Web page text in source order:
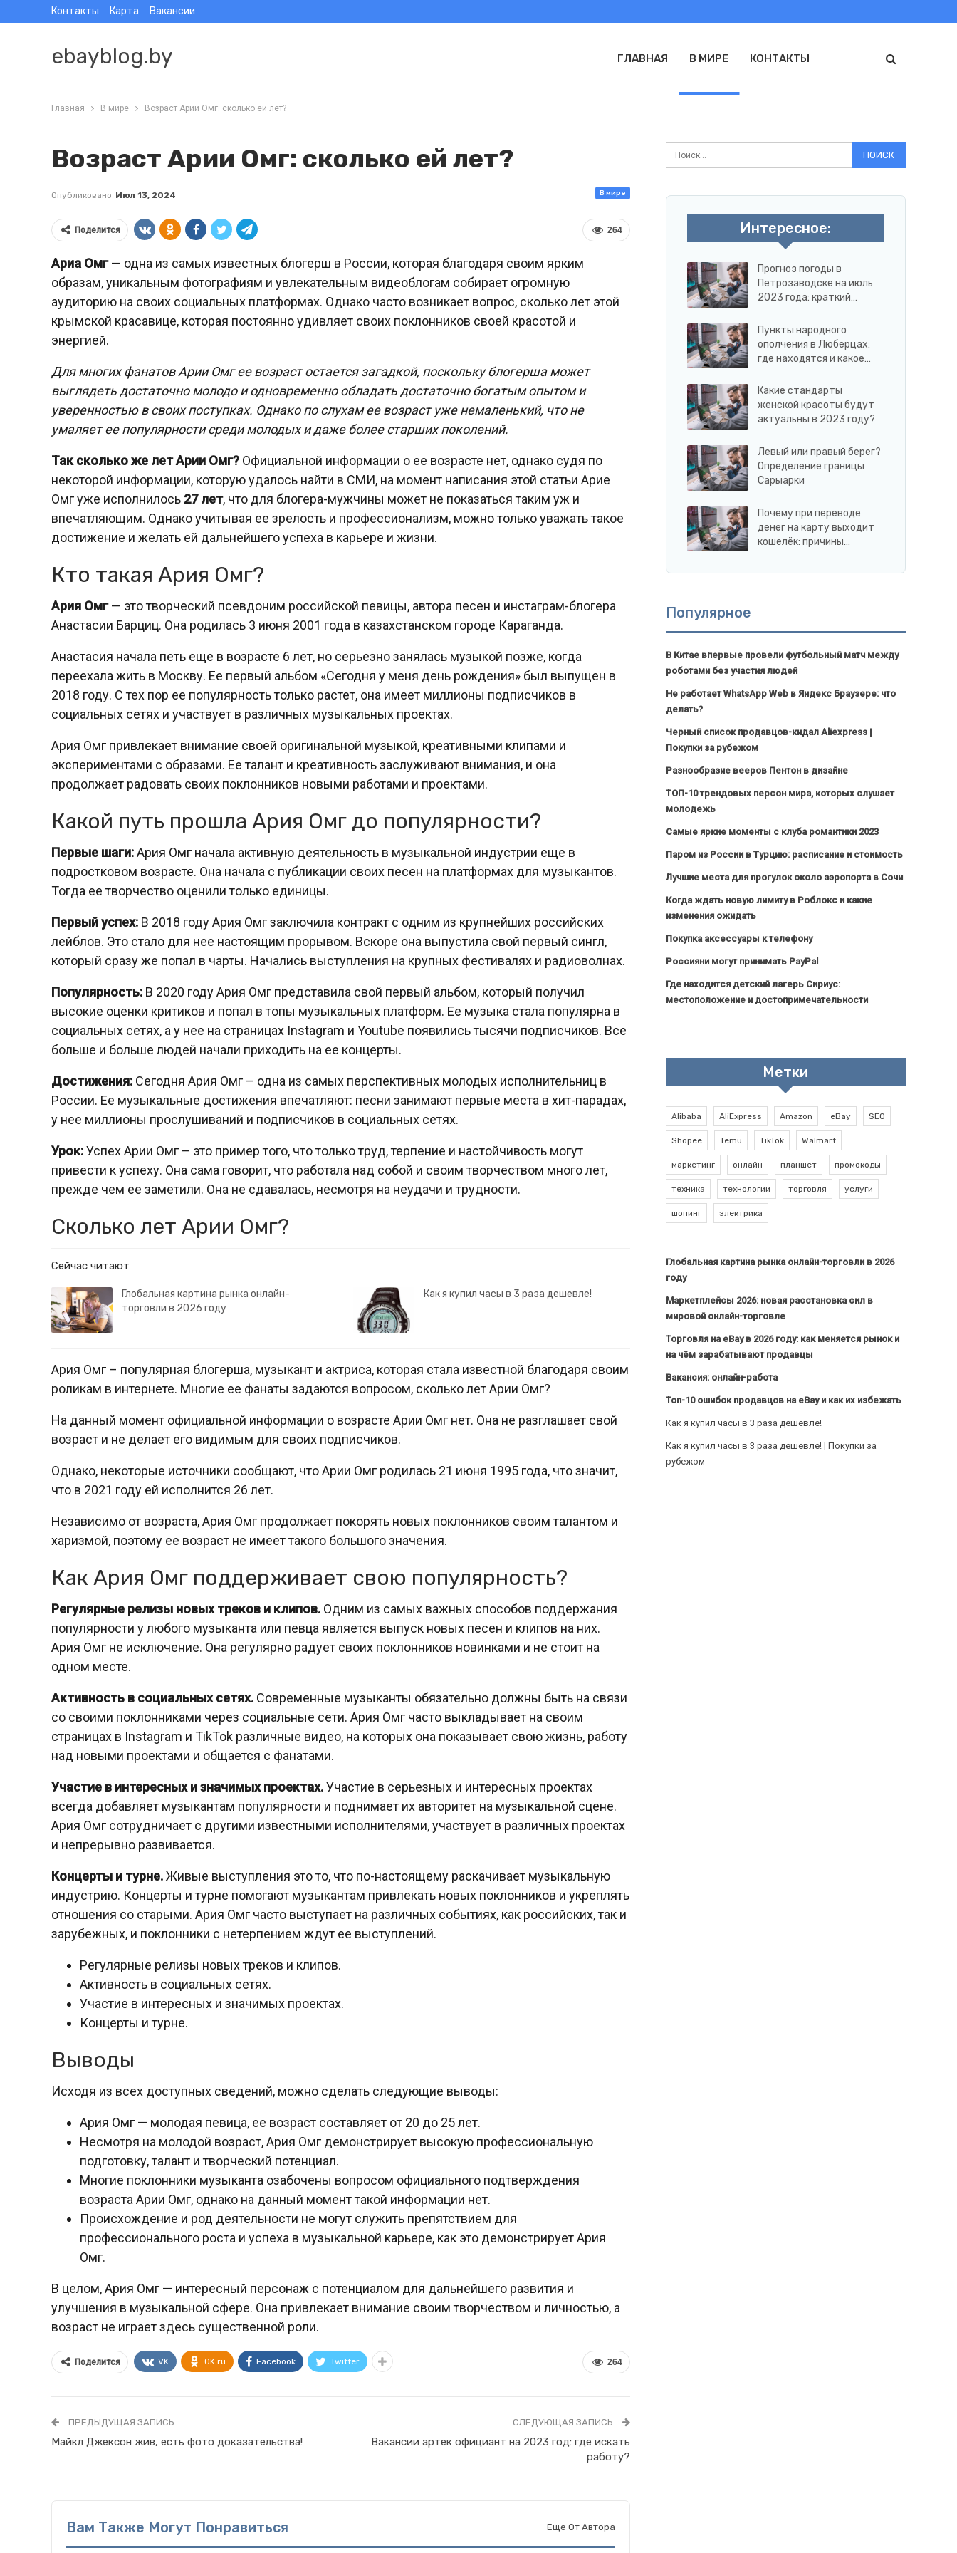
Контакты Карта Вакансии
ebayblog.by ГЛАВНАЯ В МИРЕ КОНТАКТЫ
Главная В мире Возраст Арии Омг: сколько ей лет?
Возраст Арии Омг: сколько ей лет?
В мире
Опубликовано Июл 13, 2024
264
Поделится
Ариа Омг— одна из самых известных блогерш в России, которая благодаря своим ярким
образам, уникальным фотографиям и увлекательным видеоблогам собирает огромную
аудиторию на своих социальных платформах. Однако часто возникает вопрос, сколько лет этой
крымской красавице, которая постоянно удивляет своих поклонников своей красотой и
энергией.
Для многих фанатов Арии Омг ее возраст остается загадкой, поскольку блогерша может
выглядеть достаточно молодо и одновременно обладать достаточно богатым опытом и
уверенностью в своих поступках. Однако по слухам ее возраст уже немаленький, что не
умаляет ее популярности среди молодых и даже более старших поколений.
Так сколько же лет Арии Омг? Официальной информации о ее возрасте нет, однако судя по
некоторой информации, которую удалось найти в СМИ, на момент написания этой статьи Арие
Омг уже исполнилось 27 лет, что для блогера-мужчины может не показаться таким уж и
впечатляющим. Однако учитывая ее зрелость и профессионализм, можно только уважать такое
достижение и желать ей дальнейшего успеха в карьере и жизни.
Кто такая Ария Омг?
Ария Омг— это творческий псевдоним российской певицы, автора песен и инстаграм-блогера
Анастасии Барциц. Она родилась 3 июня 2001 года в казахстанском городе Караганда.
Анастасия начала петь еще в возрасте 6 лет, но серьезно занялась музыкой позже, когда
переехала жить в Москву. Ее первый альбом «Сегодня у меня день рождения» был выпущен в
2018 году. С тех пор ее популярность только растет, она имеет миллионы подписчиков в
социальных сетях и участвует в различных музыкальных проектах.
Ария Омг привлекает внимание своей оригинальной музыкой, креативными клипами и
экспериментами с образами. Ее талант и креативность заслуживают внимания, и она
продолжает радовать своих поклонников новыми работами и проектами.
Какой путь прошла Ария Омг до популярности?
Первые шаги:Ария Омг начала активную деятельность в музыкальной индустрии еще в
подростковом возрасте. Она начала с публикации своих песен на платформах для музыкантов.
Тогда ее творчество оценили только единицы.
Первый успех: В 2018 году Ария Омг заключила контракт с одним из крупнейших российских
лейблов. Это стало для нее настоящим прорывом. Вскоре она выпустила свой первый сингл,
который сразу же попал в чарты. Начались выступления на крупных фестивалях и радиоволнах.
Популярность: В 2020 году Ария Омг представила свой первый альбом, который получил
высокие оценки критиков и попал в топы музыкальных платформ. Ее музыка стала популярна в
социальных сетях, а у нее на страницах Instagram и Youtube появились тысячи подписчиков. Все
больше и больше людей начали приходить на ее концерты.
Достижения: Сегодня Ария Омг – одна из самых перспективных молодых исполнительниц в
России. Ее музыкальные достижения впечатляют: песни занимают первые места в хит-парадах,
у нее миллионы прослушиваний и подписчиков в социальных сетях.
Урок:Успех Арии Омг – это пример того, что только труд, терпение и настойчивость могут
привести к успеху. Она сама говорит, что работала над собой и своим творчеством много лет,
прежде чем ее заметили. Она не сдавалась, несмотря на неудачи и трудности.
Сколько лет Арии Омг?
Сейчас читают
Глобальная картина рынка онлайн-
торговли в 2026 году
Как я купил часы в 3 раза дешевле!
Ария Омг – популярная блогерша, музыкант и актриса, которая стала известной благодаря своим
роликам в интернете. Многие ее фанаты задаются вопросом, сколько лет Арии Омг?
На данный момент официальной информации о возрасте Арии Омг нет. Она не разглашает свой
возраст и не делает его видимым для своих подписчиков.
Однако, некоторые источники сообщают, что Арии Омг родилась 21 июня 1995 года, что значит,
что в 2021 году ей исполнится 26 лет.
Независимо от возраста, Ария Омг продолжает покорять новых поклонников своим талантом и
харизмой, поэтому ее возраст не имеет такого большого значения.
Как Ария Омг поддерживает свою популярность?
Регулярные релизы новых треков и клипов. Одним из самых важных способов поддержания
популярности у любого музыканта или певца является выпуск новых песен и клипов на них.
Ария Омг не исключение. Она регулярно радует своих поклонников новинками и не стоит на
одном месте.
Активность в социальных сетях. Современные музыканты обязательно должны быть на связи
со своими поклонниками через социальные сети. Ария Омг часто выкладывает на своим
страницах в Instagram и TikTok различные видео, на которых она показывает свою жизнь, работу
над новыми проектами и общается с фанатами.
Участие в интересных и значимых проектах.Участие в серьезных и интересных проектах
всегда добавляет музыкантам популярности и поднимает их авторитет на музыкальной сцене.
Ария Омг сотрудничает с другими известными исполнителями, участвует в различных проектах
и непрерывно развивается.
Концерты и турне.Живые выступления это то, что по-настоящему раскачивает музыкальную
индустрию. Концерты и турне помогают музыкантам привлекать новых поклонников и укреплять
отношения со старыми. Ария Омг часто выступает на различных событиях, как российских, так и
зарубежных, и поклонники с нетерпением ждут ее выступлений.
Регулярные релизы новых треков и клипов.
Активность в социальных сетях.
Участие в интересных и значимых проектах.
Концерты и турне.
Выводы
Исходя из всех доступных сведений, можно сделать следующие выводы:
Ария Омг — молодая певица, ее возраст составляет от 20 до 25 лет.
Несмотря на молодой возраст, Ария Омг демонстрирует высокую профессиональную
подготовку, талант и творческий потенциал.
Многие поклонники музыканта озабочены вопросом официального подтверждения
возраста Арии Омг, однако на данный момент такой информации нет.
Происхождение и род деятельности не могут служить препятствием для
профессионального роста и успеха в музыкальной карьере, как это демонстрирует Ария
Омг.
В целом, Ария Омг — интересный персонаж с потенциалом для дальнейшего развития и
улучшения в музыкальной сфере. Она привлекает внимание своим творчеством и личностью, а
возраст не играет здесь существенной роли.
264
Поделится VK OK.ru Facebook Twitter
ПРЕДЫДУЩАЯ ЗАПИСЬ
Майкл Джексон жив, есть фото доказательства!
СЛЕДУЮЩАЯ ЗАПИСЬ
Вакансии артек официант на 2023 год: где искать
работу?
Вам Также Могут Понравиться Еще От Автора
Интересное:
Прогноз погоды в
Петрозаводске на июль
2023 года: краткий…
Пункты народного
ополчения в Люберцах:
где находятся и какое…
Какие стандарты
женской красоты будут
актуальны в 2023 году?
Левый или правый берег?
Определение границы
Сарыарки
Почему при переводе
денег на карту выходит
кошелёк: причины…
Популярное
В Китае впервые провели футбольный матч между
роботами без участия людей
Не работает WhatsApp Web в Яндекс Браузере: что
делать?
Черный список продавцов-кидал Aliexpress |
Покупки за рубежом
Разнообразие вееров Пентон в дизайне
ТОП-10 трендовых персон мира, которых слушает
молодежь
Самые яркие моменты с клуба романтики 2023
Паром из России в Турцию: расписание и стоимость
Лучшие места для прогулок около аэропорта в Сочи
Когда ждать новую лимиту в Роблокс и какие
изменения ожидать
Покупка аксессуары к телефону
Россияни могут принимать PayPal
Где находится детский лагерь Сириус:
местоположение и достопримечательности
Метки
Alibaba AliExpress Amazon eBay SEO
Shopee Temu TikTok Walmart
маркетинг онлайн планшет промокоды
техника технологии торговля услуги
шопинг электрика
Глобальная картина рынка онлайн-торговли в 2026
году
Маркетплейсы 2026: новая расстановка сил в
мировой онлайн-торговле
Торговля на eBay в 2026 году: как меняется рынок и
на чём зарабатывают продавцы
Вакансия: онлайн-работа
Топ-10 ошибок продавцов на eBay и как их избежать
Как я купил часы в 3 раза дешевле!
Как я купил часы в 3 раза дешевле! | Покупки за
рубежом